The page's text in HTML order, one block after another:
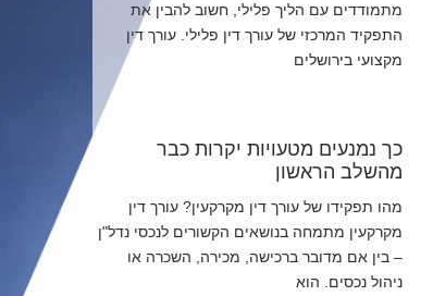
מתמודדים עם הליך פלילי, חשוב להבין את
התפקיד המרכזי של עורך דין פלילי. עורך דין
מקצועי בירושלים
כך נמנעים מטעויות יקרות כבר
מהשלב הראשון
מהו תפקידו של עורך דין מקרקעין? עורך דין
מקרקעין מתמחה בנושאים הקשורים לנכסי נדל"ן
– בין אם מדובר ברכישה, מכירה, השכרה או
ניהול נכסים. הוא